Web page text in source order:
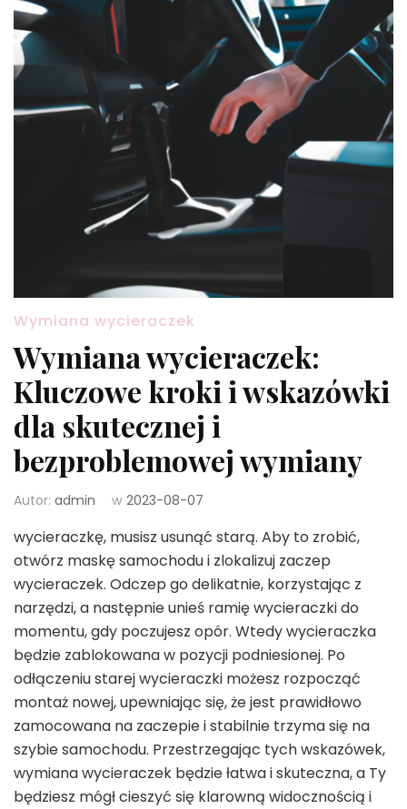
Wymiana wycieraczek
Wymiana wycieraczek:
Kluczowe kroki i wskazówki
dla skutecznej i
bezproblemowej wymiany
Autor: admin w 2023-08-07
wycieraczkę, musisz usunąć starą. Aby to zrobić,
otwórz maskę samochodu i zlokalizuj zaczep
wycieraczek. Odczep go delikatnie, korzystając z
narzędzi, a następnie unieś ramię wycieraczki do
momentu, gdy poczujesz opór. Wtedy wycieraczka
będzie zablokowana w pozycji podniesionej. Po
odłączeniu starej wycieraczki możesz rozpocząć
montaż nowej, upewniając się, że jest prawidłowo
zamocowana na zaczepie i stabilnie trzyma się na
szybie samochodu. Przestrzegając tych wskazówek,
wymiana wycieraczek będzie łatwa i skuteczna, a Ty
będziesz mógł cieszyć się klarowną widocznością i